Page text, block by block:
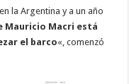
la Argentina y a un año
Mauricio Macri está
el barco«, comenzó